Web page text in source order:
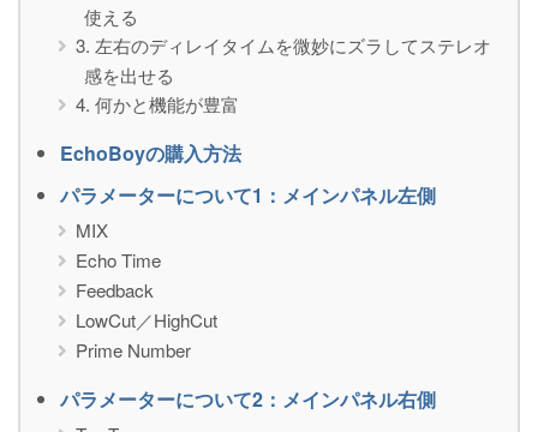
使える
3. 左右のディレイタイムを微妙にズラしてステレオ
感を出せる
4. 何かと機能が豊富
EchoBoyの購入方法
パラメーターについて1：メインパネル左側
MIX
Echo Time
Feedback
LowCut／HighCut
Prime Number
パラメーターについて2：メインパネル右側